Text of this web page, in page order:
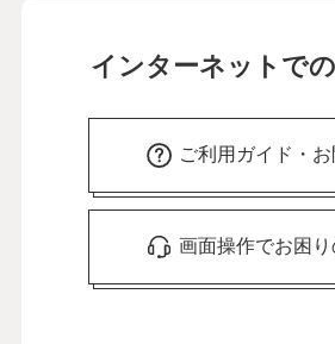
インターネットで
ご利用ガイド・
画面操作でお困